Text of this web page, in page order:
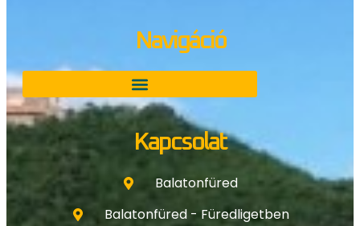
Navigáció
Kapcsolat
Balatonfüred
Balatonfüred - Füredligetben